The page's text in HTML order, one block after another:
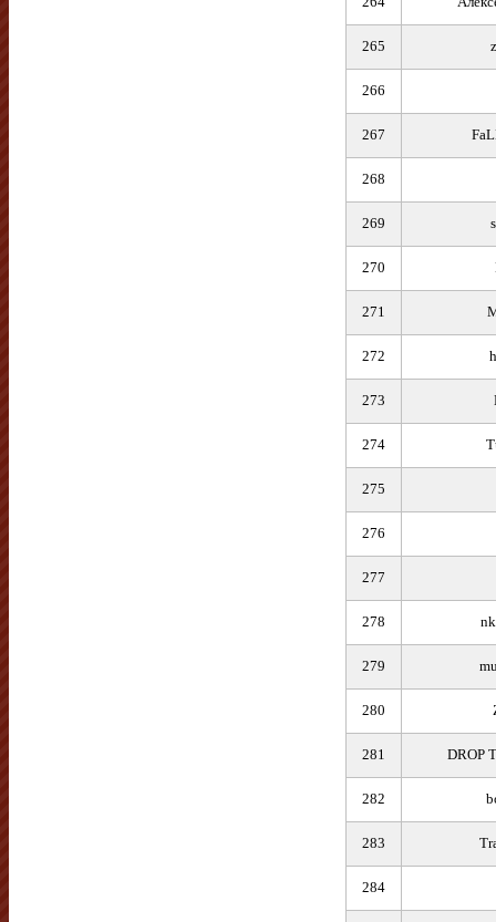
265
266
267
268
269
270
271
272
273
274
275
276
277
278
279
280
281 DROP
282
283
284